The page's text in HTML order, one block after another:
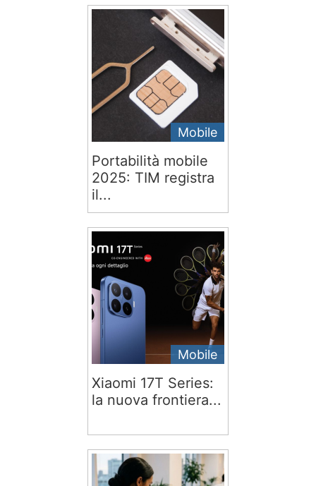
Mobile
Portabilità mobile
2025: TIM registra
il...
Mobile
Xiaomi 17T Series:
la nuova frontiera...